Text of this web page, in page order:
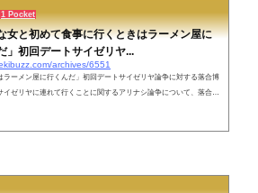
1 Pocket
女と初めて食事に行くときはラーメン屋に
」初回デートサイゼリヤ...
archives/6551
ラーメン屋に行くんだ」初回デートサイゼリヤ論争に対する落合博
ゼリヤに連れて行くことに関するアリナシ論争について、落合博